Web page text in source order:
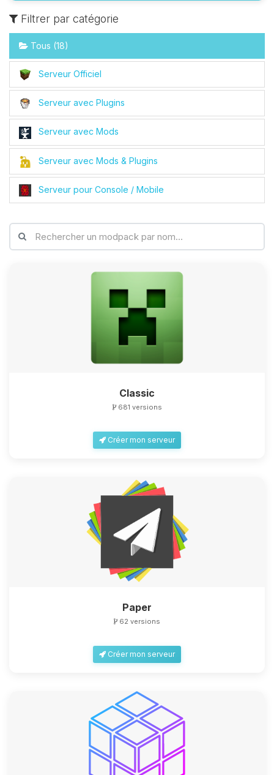
Filtrer par catégorie
Tous (18)
Serveur Officiel
Serveur avec Plugins
Serveur avec Mods
Serveur avec Mods & Plugins
Serveur pour Console / Mobile
Classic
681 versions
Créer mon serveur
Paper
62 versions
Créer mon serveur